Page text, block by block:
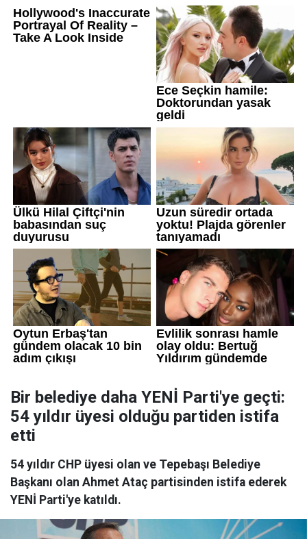
Bir belediye daha YENİ Parti'ye geçti:
54 yıldır üyesi olduğu partiden istifa
etti
54 yıldır CHP üyesi olan ve Tepebaşı Belediye
Başkanı olan Ahmet Ataç partisinden istifa ederek
YENİ Parti'ye katıldı.